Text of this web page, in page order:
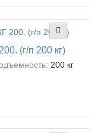
(г/п 200 кг)
200 кг